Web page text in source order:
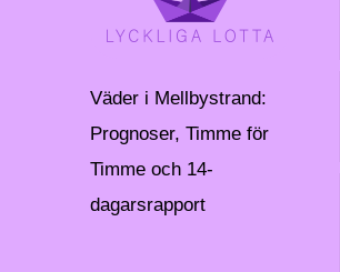
Väder i Mellbystrand:
Prognoser, Timme för
Timme och 14-
dagarsrapport